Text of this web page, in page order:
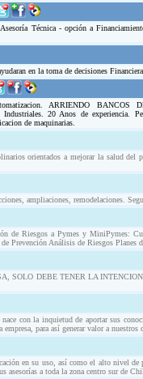
Técnica - opción a
en la toma de decisiones
ARRIENDO BANCOS
20 Anos de experiencia.
de maquinarias.
orientados a mejorar la salud del
ampliaciones, remodelaciones.
de Riesgos a Pymes y MiniPymes:
Prevención Análisis de Riesgos Planes
SOLO DEBE TENER LA
con la inquietud de aportar sus
para así generar valor a nuestros
en su uso, así como el alto nivel de
asesorías a toda la zona centro sur de